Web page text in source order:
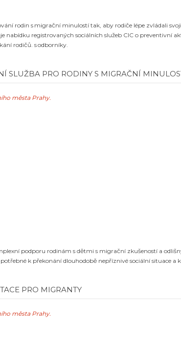
rodin s migrační minulostí tak, aby rodiče lépe zvládali
nabídku registrovaných sociálních služeb CIC o preventivní
rodičů. s odborníky.
SLUŽBA PRO RODINY S MIGRAČNÍ
města Prahy.
podporu rodinám s dětmi s migrační zkušeností a
k překonání dlouhodobě nepříznivé sociální situace
PRO MIGRANTY
města Prahy.